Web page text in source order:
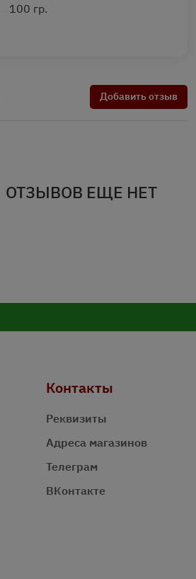
100 гр.
Добавить отзыв
ОТЗЫВОВ ЕЩЕ НЕТ
Контакты
Реквизиты
Адреса магазинов
Телеграм
ВКонтакте